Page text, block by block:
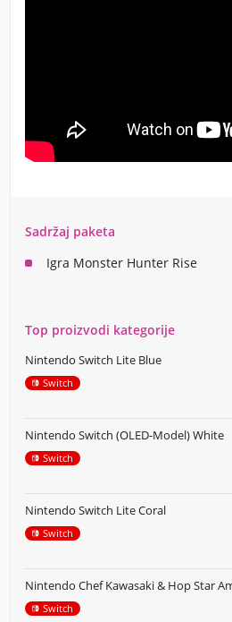
Sadržaj paketa
Igra Monster Hunter Rise
Top proizvodi kategorije
Nintendo Switch Lite Blue
Switch
Nintendo Switch (OLED-Model) White
Switch
Nintendo Switch Lite Coral
Switch
Nintendo Chef Kawasaki & Hop Star
Switch